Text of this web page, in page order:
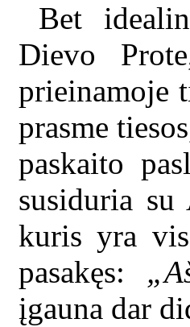
Bet
Dievo
prieinamoje
prasme
paskaito
susiduria
kuris yra
pasakęs:
įgauna dar